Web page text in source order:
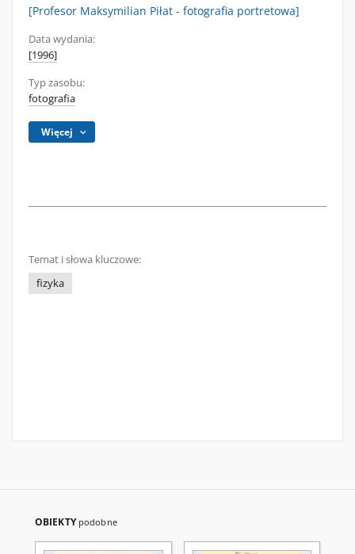
[Profesor Maksymilian Piłat - fotografia portretowa]
Data wydania:
[1996]
Typ zasobu:
fotografia
Więcej
Temat i słowa kluczowe:
fizyka
OBIEKTY podobne